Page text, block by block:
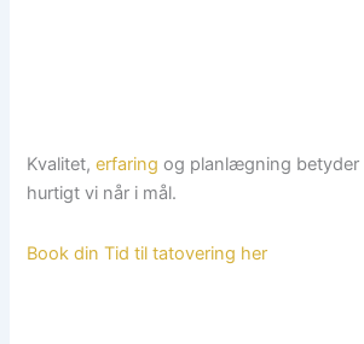
Kvalitet,erfaring og planlægning betyder
hurtigt vi når i mål.
Book din Tid til tatovering her